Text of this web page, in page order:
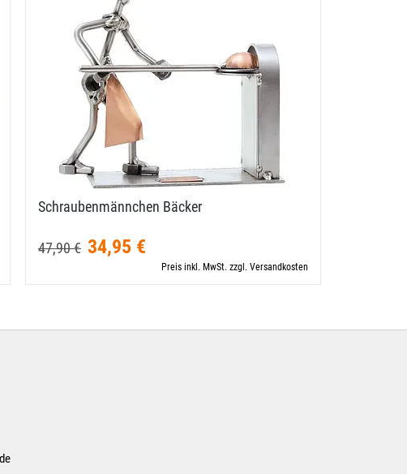
Schraubenmännchen Bäcker
47,90 € 34,95 €
Preis inkl. MwSt. zzgl. Versandkosten